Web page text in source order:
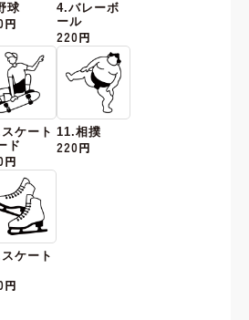
球
円
4.バレーボ
ール
220円
ケート
ド
円
11.相撲
220円
ケート
円